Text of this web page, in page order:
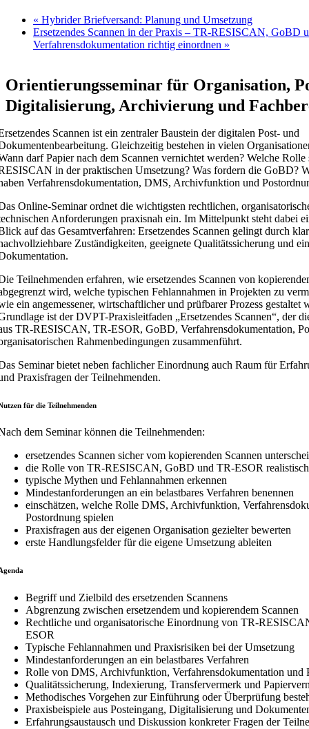
« Hybrider Briefversand: Planung und Umsetzung
Ersetzendes Scannen in der Praxis – TR-RESISCAN, GoBD
Verfahrensdokumentation richtig einordnen »
Orientierungsseminar für Organisation,
Digitalisierung, Archivierung und
Scannen ist ein zentraler Baustein der digitalen Post- und
Gleichzeitig bestehen in vielen
darf Papier nach dem Scannen vernichtet werden? Welche
in der praktischen Umsetzung? Was fordern die GoBD?
Verfahrensdokumentation, DMS, Archivfunktion und
Online-Seminar ordnet die wichtigsten rechtlichen,
Anforderungen praxisnah ein. Im Mittelpunkt steht dabei
auf das Gesamtverfahren: Ersetzendes Scannen gelingt durch
Zuständigkeiten, geeignete Qualitätssicherung und
Teilnehmenden erfahren, wie ersetzendes Scannen von
wird, welche typischen Fehlannahmen in Projekten zu
ein angemessener, wirtschaftlicher und prüfbarer Prozess gestaltet
ist der DVPT-Praxisleitfaden „Ersetzendes Scannen“, der
TR-RESISCAN, TR-ESOR, GoBD, Verfahrensdokumentation,
Rahmenbedingungen zusammenführt.
Seminar bietet neben fachlicher Einordnung auch Raum für
Praxisfragen der Teilnehmenden.
für die Teilnehmenden
dem Seminar können die Teilnehmenden:
ersetzendes Scannen sicher vom kopierenden Scannen
die Rolle von TR-RESISCAN, GoBD und TR-ESOR
typische Mythen und Fehlannahmen erkennen
Mindestanforderungen an ein belastbares Verfahren benennen
einschätzen, welche Rolle DMS, Archivfunktion,
Postordnung spielen
Praxisfragen aus der eigenen Organisation gezielter bewerten
erste Handlungsfelder für die eigene Umsetzung ableiten
Begriff und Zielbild des ersetzenden Scannens
Abgrenzung zwischen ersetzendem und kopierendem Scannen
Rechtliche und organisatorische Einordnung von TR-
ESOR
Typische Fehlannahmen und Praxisrisiken bei der Umsetzung
Mindestanforderungen an ein belastbares Verfahren
Rolle von DMS, Archivfunktion, Verfahrensdokumentation und
Qualitätssicherung, Indexierung, Transfervermerk und
Methodisches Vorgehen zur Einführung oder Überprüfung
Praxisbeispiele aus Posteingang, Digitalisierung und
Erfahrungsaustausch und Diskussion konkreter Fragen der